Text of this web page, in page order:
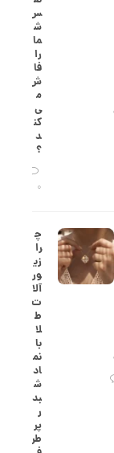
س
ش
ما
را
فا
ش
م
ی‌
کن
د
؟
0
چ
را
زی
ور
آلا
ت
ط
لا
با
نم
اد
ش
بد
ر
پر
طر
م
ا
ل
ط
ر
ح
ه
ش
ت
ض
ل
ع
ی
ک
8
8
9
2
6
4
3
8